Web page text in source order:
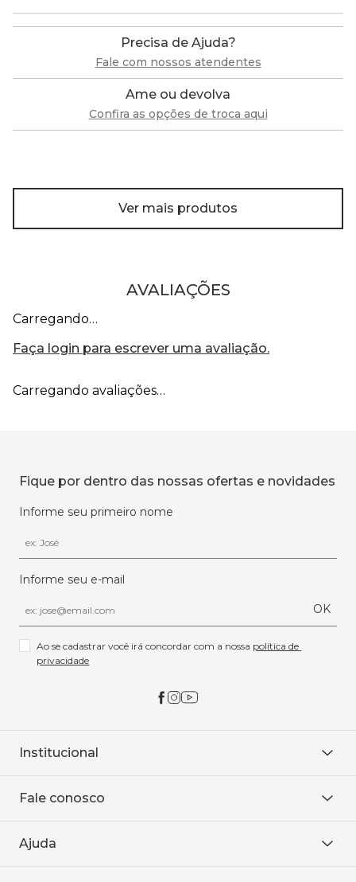
Precisa de Ajuda?
Fale com nossos atendentes
Ame ou devolva
Confira as opções de troca aqui
Ver mais produtos
AVALIAÇÕES
Carregando…
Faça login para escrever uma avaliação.
Carregando avaliações…
Fique por dentro das nossas ofertas e novidades
Informe seu primeiro nome
Informe seu e-mail
OK
Ao se cadastrar você irá concordar com a nossa política de
privacidade
Institucional
Onde encontrar
Baixe o APP
Fale conosco
WhatsApp
Ajuda